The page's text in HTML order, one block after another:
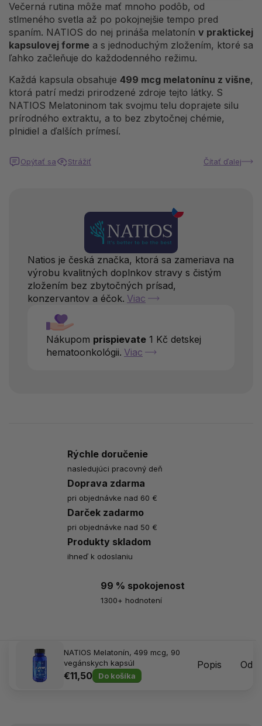
Večerná rutina môže mať mnoho podôb, od
stlmeného svetla až po pokojnejšie tempo pred
spaním. NATIOS do nej prináša melatonín v praktickej
kapsulovej forme a s jednoduchým zložením, ktoré sa
ľahko začleňuje do každodenného režimu.
Každá kapsula obsahuje 499 mcg melatonínu z višne,
ktorá patrí medzi prirodzené zdroje tejto látky. S
NATIOS Melatoninom tak svojmu telu doprajete silu
prírodného extraktu, a to bez zbytočnej chémie,
plnidiel a ďalších prímesí.
Čítať ďalej
Opýtať sa Strážiť
Natios je česká značka, ktorá sa zameriava na
výrobu kvalitných doplnkov stravy s čistým
zložením bez zbytočných prísad,
konzervantov a éčok. Viac
Nákupom prispievate 1 Kč detskej
hematoonkológii. Viac
Rýchle doručenie
nasledujúci pracovný deň
Doprava zdarma
pri objednávke nad 60 €
Darček zadarmo
pri objednávke nad 50 €
Produkty skladom
ihneď k odoslaniu
99 % spokojenost
1300+ hodnotení
NATIOS Melatonín, 499 mcg, 90
vegánskych kapsúl
€11,50 Do košíka
Popis